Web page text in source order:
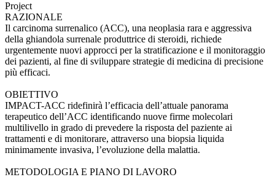
Project
RAZIONALE
Il carcinoma surrenalico (ACC), una neoplasia rara e aggressiva
della ghiandola surrenale produttrice di steroidi, richiede
urgentemente nuovi approcci per la stratificazione e il monitoraggio
dei pazienti, al fine di sviluppare strategie di medicina di precisione
più efficaci.
OBIETTIVO
IMPACT-ACC ridefinirà l’efficacia dell’attuale panorama
terapeutico dell’ACC identificando nuove firme molecolari
multilivello in grado di prevedere la risposta del paziente ai
trattamenti e di monitorare, attraverso una biopsia liquida
minimamente invasiva, l’evoluzione della malattia.
METODOLOGIA E PIANO DI LAVORO